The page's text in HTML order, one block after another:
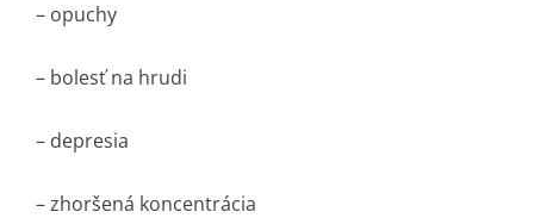
– opuchy
– bolesť na hrudi
– depresia
– zhoršená koncentrácia